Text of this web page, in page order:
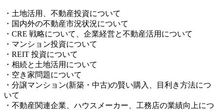
・土地活用、不動産投資について
・国内外の不動産市況状況について
・CRE 戦略について、企業経営と不動産活用について
・マンション投資について
・REIT 投資について
・相続と土地活用について
・空き家問題について
・分譲マンション(新築・中古)の賢い購入、目利き方法につ
いて
・不動産関連企業、ハウスメーカー、工務店の業績向上につ